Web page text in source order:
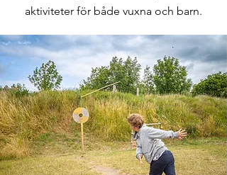
aktiviteter för både vuxna och barn.